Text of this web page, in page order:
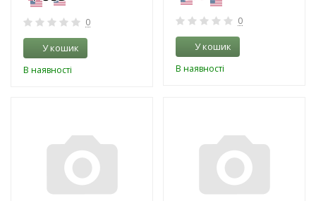
0
У кошик
В наявності
0
У кошик
В наявності